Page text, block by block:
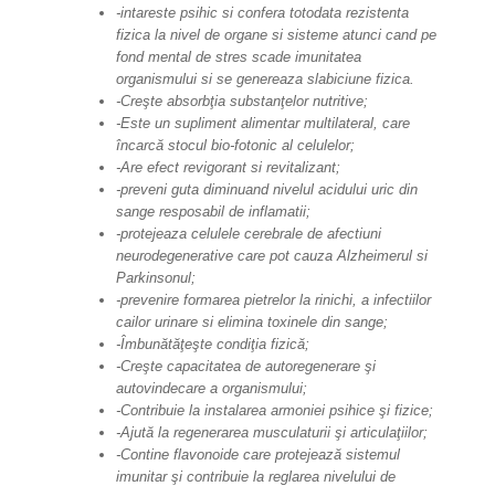
-intareste psihic si confera totodata rezistenta
fizica la nivel de organe si sisteme atunci cand pe
fond mental de stres scade imunitatea
organismului si se genereaza slabiciune fizica.
-Creşte absorbţia substanţelor nutritive;
-Este un supliment alimentar multilateral, care
încarcă stocul bio-fotonic al celulelor;
-Are efect revigorant si revitalizant;
-preveni guta diminuand nivelul acidului uric din
sange resposabil de inflamatii;
-protejeaza celulele cerebrale de afectiuni
neurodegenerative care pot cauza Alzheimerul si
Parkinsonul;
-prevenire formarea pietrelor la rinichi, a infectiilor
cailor urinare si elimina toxinele din sange;
-Îmbunătăţeşte condiţia fizică;
-Creşte capacitatea de autoregenerare şi
autovindecare a organismului;
-Contribuie la instalarea armoniei psihice şi fizice;
-Ajută la regenerarea musculaturii şi articulaţiilor;
-Contine flavonoide care protejează sistemul
imunitar şi contribuie la reglarea nivelului de